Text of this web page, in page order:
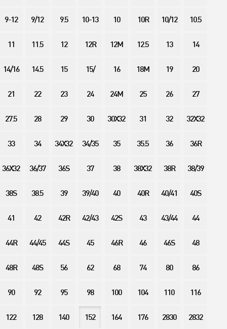
9-12 9/12 9.5 10-13 10 10R 10/12 10.5
11 11.5 12 12R 12M 12.5 13 14
14/16 14.5 15 15/ 16 18M 19 20
21 22 23 24 24M 25 26 27
27.5 28 29 30 30X32 31 32 32X32
33 34 34X32 34/35 35 35.5 36 36R
36X32 36/37 36S 37 38 38X32 38R 38/39
38S 38.5 39 39/40 40 40R 40/41 40S
41 42 42R 42/43 42S 43 43/44 44
44R 44/45 44S 45 46R 46 46S 48
48R 48S 56 62 68 74 80 86
90 92 95 98 100 104 110 116
122 128 140 152 164 176 2830 2832